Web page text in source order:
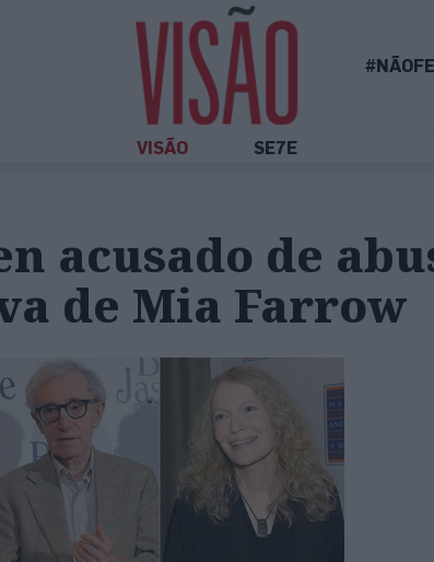
VISÃO SE7E
acusado de
de Mia Farrow